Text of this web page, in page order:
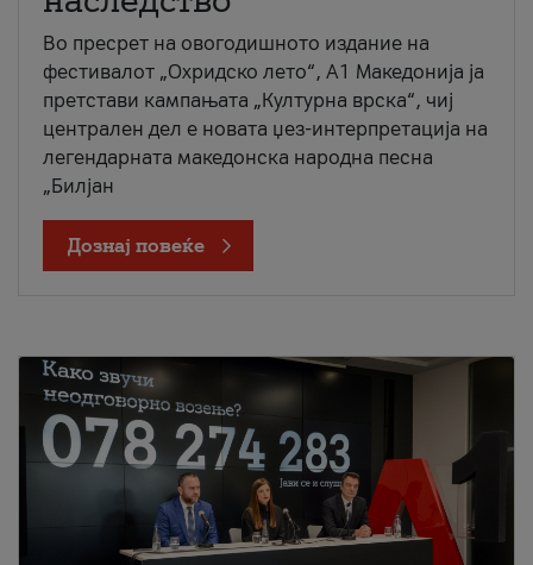
Во пресрет на овогодишното издание на
фестивалот „Охридско лето“, А1 Македонија ја
претстави кампањата „Културна врска“, чиј
централен дел е новата џез-интерпретација на
легендарната македонска народна песна
„Билјан
Дознај повеќе